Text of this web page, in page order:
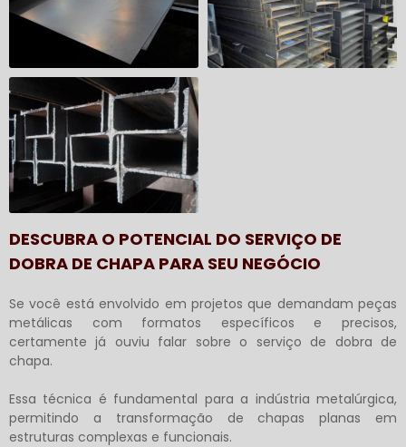
DESCUBRA O POTENCIAL DO SERVIÇO DE
DOBRA DE CHAPA PARA SEU NEGÓCIO
Se você está envolvido em projetos que demandam peças
metálicas com formatos específicos e precisos,
certamente já ouviu falar sobre o serviço de dobra de
chapa.
Essa técnica é fundamental para a indústria metalúrgica,
permitindo a transformação de chapas planas em
estruturas complexas e funcionais.